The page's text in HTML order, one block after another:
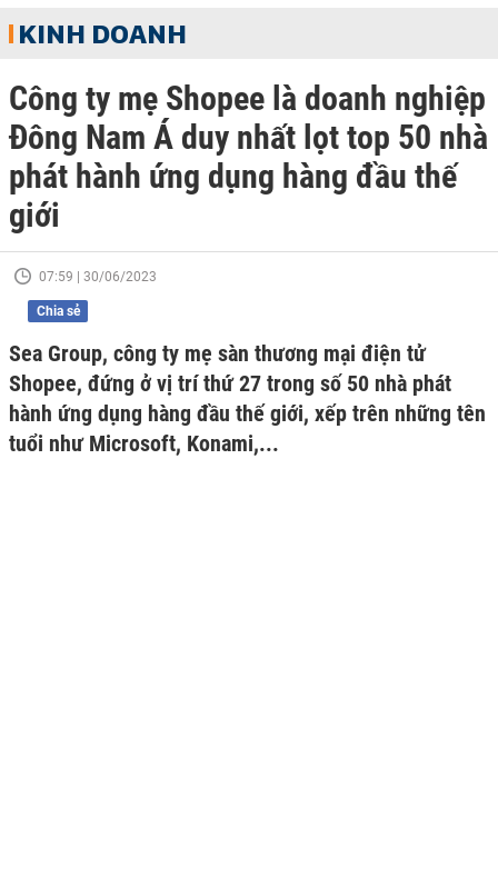
KINH DOANH
Công ty mẹ Shopee là doanh nghiệp
Đông Nam Á duy nhất lọt top 50 nhà
phát hành ứng dụng hàng đầu thế
giới
07:59 | 30/06/2023
Chia sẻ
Sea Group, công ty mẹ sàn thương mại điện tử
Shopee, đứng ở vị trí thứ 27 trong số 50 nhà phát
hành ứng dụng hàng đầu thế giới, xếp trên những tên
tuổi như Microsoft, Konami,...